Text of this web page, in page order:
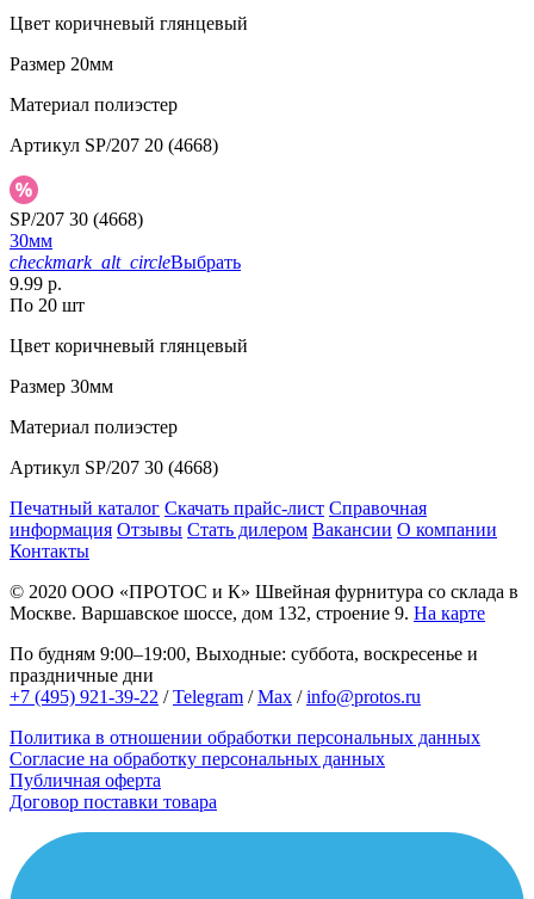
Цвет коричневый глянцевый
Размер 20мм
Материал полиэстер
Артикул SP/207 20 (4668)
SP/207 30 (4668)
30мм
checkmark_alt_circleВыбрать
9.99 р.
По 20 шт
Цвет коричневый глянцевый
Размер 30мм
Материал полиэстер
Артикул SP/207 30 (4668)
Печатный каталог Скачать прайс-лист Справочная
информация Отзывы Стать дилером Вакансии О компании
Контакты
© 2020 ООО «ПРОТОС и К» Швейная фурнитура со склада в
Москве. Варшавское шоссе, дом 132, строение 9. На карте
По будням 9:00–19:00, Выходные: суббота, воскресенье и
праздничные дни
+7 (495) 921-39-22 /Telegram /Max /info@protos.ru
Политика в отношении обработки персональных данных
Согласие на обработку персональных данных
Публичная оферта
Договор поставки товара